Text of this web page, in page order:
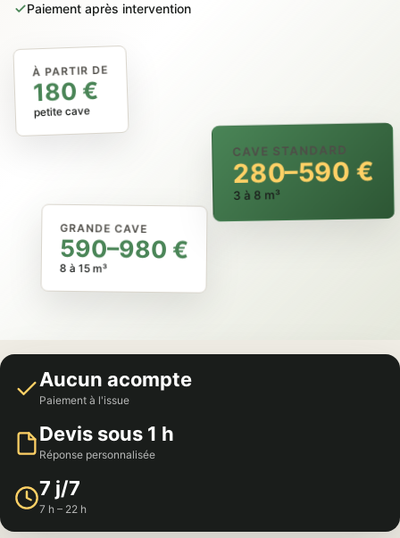
Paiement après intervention
À PARTIR DE
180 €
petite cave
CAVE STANDARD
280–590 €
3 à 8 m³
GRANDE CAVE
590–980 €
8 à 15 m³
Aucun acompte
Paiement à l'issue
Devis sous 1 h
Réponse personnalisée
7 j/7
7 h – 22 h